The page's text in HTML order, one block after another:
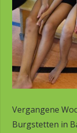
Vergangene
Burgstetten in